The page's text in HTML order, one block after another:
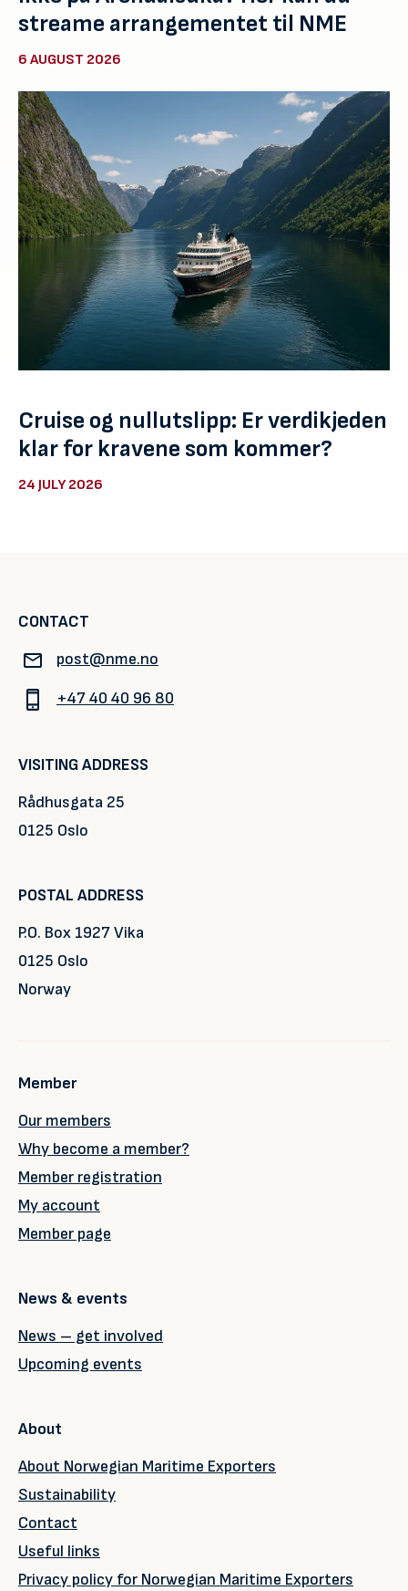
streame arrangementet til NME
6 AUGUST 2026
Cruise og nullutslipp: Er verdikjeden
klar for kravene som kommer?
24 JULY 2026
CONTACT
post@nme.no
+47 40 40 96 80
VISITING ADDRESS
Rådhusgata 25
0125 Oslo
POSTAL ADDRESS
P.O. Box 1927 Vika
0125 Oslo
Norway
Member
Our members
Why become a member?
Member registration
My account
Member page
News & events
News – get involved
Upcoming events
About
About Norwegian Maritime Exporters
Sustainability
Contact
Useful links
Privacy policy for Norwegian Maritime Exporters